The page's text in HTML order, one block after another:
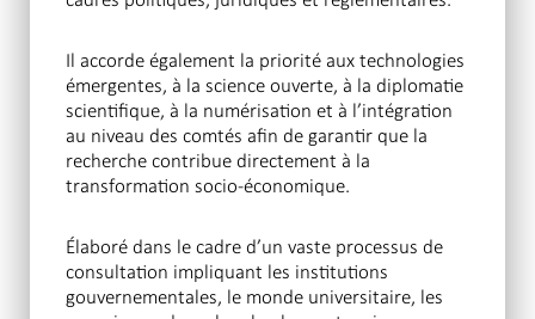
Il accorde également la priorité aux technologies
émergentes, à la science ouverte, à la diplomatie
scientifique, à la numérisation et à l’intégration
au niveau des comtés afin de garantir que la
recherche contribue directement à la
transformation socio-économique.
Élaboré dans le cadre d’un vaste processus de
consultation impliquant les institutions
gouvernementales, le monde universitaire, les